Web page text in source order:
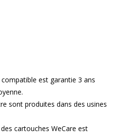
est garantie 3 ans
sont produites dans des usines
cartouches WeCare est